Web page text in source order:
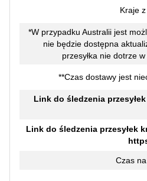
Kraje
*W przypadku Australii jest
nie będzie dostępna
przesyłka nie dotrze
**Czas dostawy jest
Link do śledzenia
Link do śledzenia przesyłek
Czas